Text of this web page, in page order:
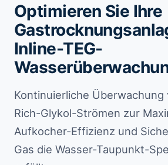
Optimieren Sie Ihre
Inline-TEG-
Kontinuierliche Überwachung
Rich-Glykol-Strömen zur
Aufkocher-Effizienz und
Gas die Wasser-Taupunkt-